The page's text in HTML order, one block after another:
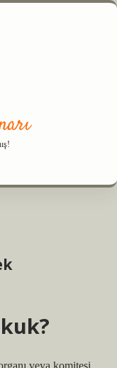
veya komitesi